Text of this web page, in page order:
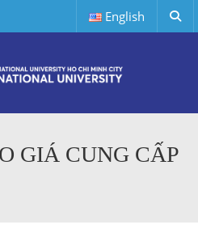
English
GIÁ CUNG CẤP